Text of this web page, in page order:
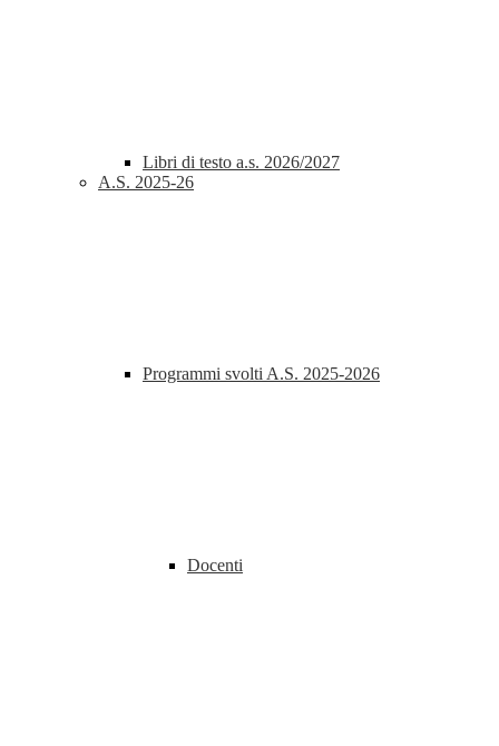
Libri di testo a.s. 2026/2027
A.S. 2025-26
Programmi svolti A.S. 2025-2026
Docenti